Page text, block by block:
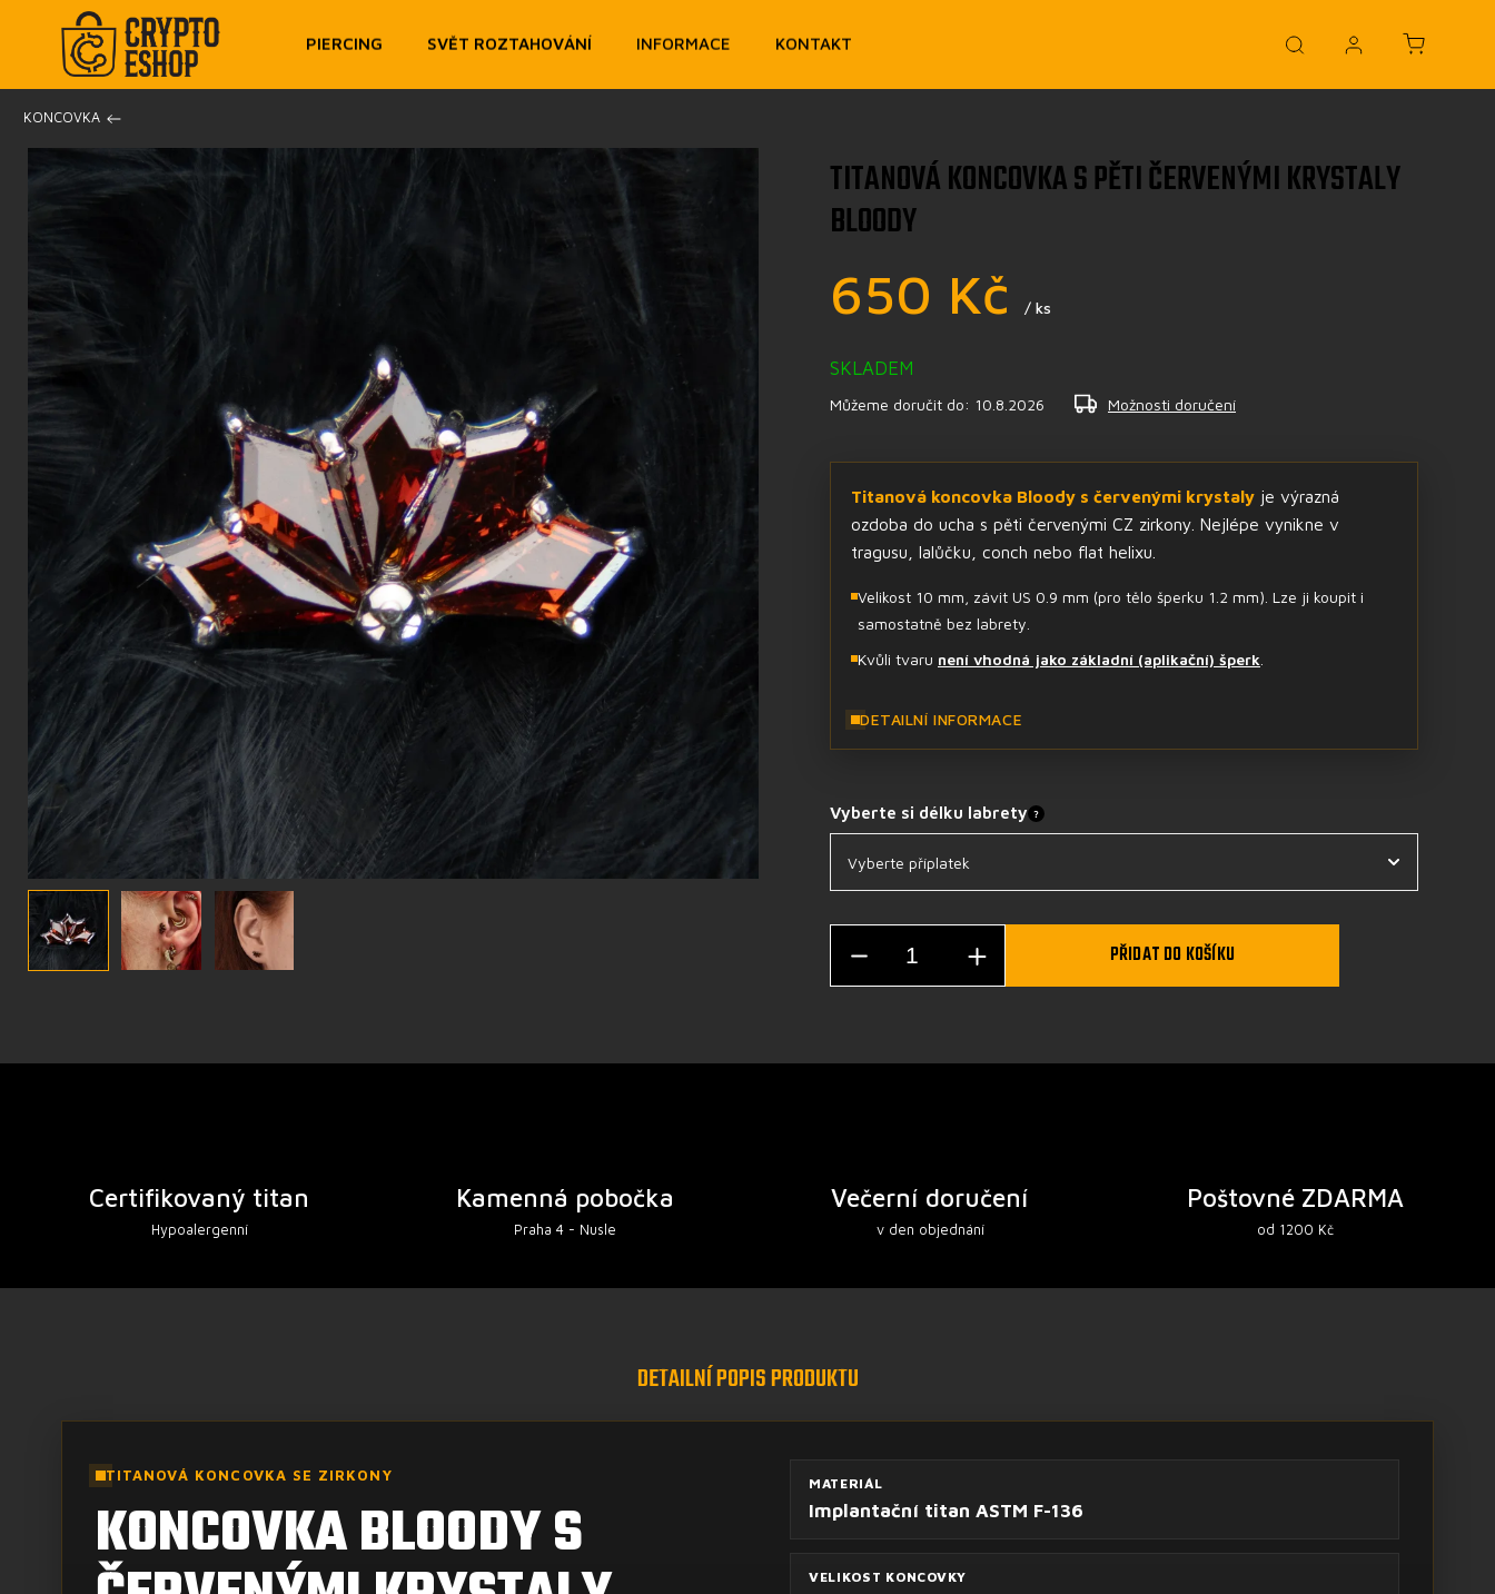
PIERCING SVĚT ROZTAHOVÁNÍ INFORMACE KONTAKT
KONCOVKA
650 Kč / ks
Titanová koncovka Bloody s červenými krystaly je výrazná
ozdoba do ucha s pěti červenými CZ zirkony. Nejlépe vynikne v
tragusu, lalůčku, conch nebo flat helixu.
Velikost 10 mm, závit US 0.9 mm (pro tělo šperku 1.2 mm). Lze ji koupit i
samostatně bez labrety.
Kvůli tvaru není vhodná jako základní (aplikační) šperk
DETAILNÍ INFORMACE
Vyberte si délku labrety ?
SKLADEM
Můžeme doručit do: 10.8.2026 Možnosti doručení
PŘIDAT DO KOŠÍKU
TITANOVÁ KONCOVKA S PĚTI ČERVENÝMI KRYSTALY
BLOODY
Certifikovaný titan
Hypoalergenní
Kamenná pobočka
Praha 4 - Nusle
Večerní doručení
v den objednání
Poštovné ZDARMA
od 1200 Kč
DETAILNÍ POPIS PRODUKTU
TITANOVÁ KONCOVKA SE ZIRKONY
KONCOVKA BLOODY S
MATERIÁL
Implantační titan ASTM F-136
VELIKOST KONCOVKY